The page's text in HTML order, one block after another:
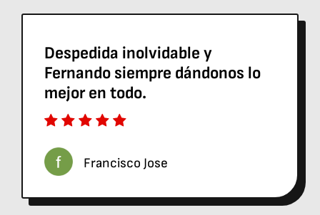
Despedida inolvidable y
Fernando siempre dándonos lo
mejor en todo.
Francisco Jose